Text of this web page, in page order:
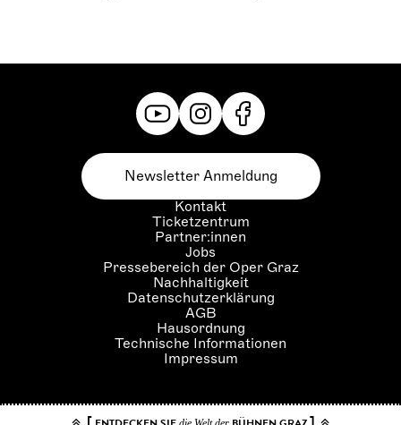
Kontakt
Ticketzentrum
Partner:innen
Jobs
Pressebereich der Oper Graz
Nachhaltigkeit
Datenschutzerklärung
AGB
Hausordnung
Technische Informationen
Impressum
Newsletter Anmeldung